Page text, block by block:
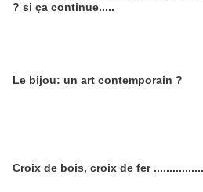
? si ça continue.....
Le bijou: un art contemporain ?
Croix de bois, croix de fer